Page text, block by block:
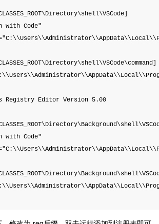
with Code"
Registry Editor Version 5.00
with Code"